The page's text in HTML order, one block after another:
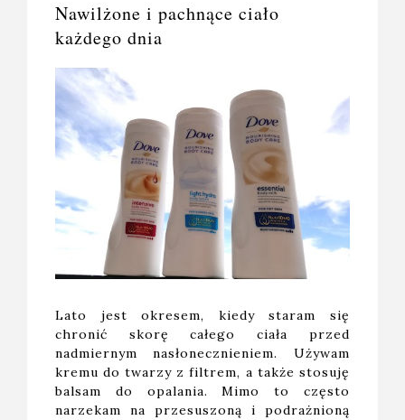
Nawilżone i pachnące ciało
każdego dnia
Lato jest okresem, kiedy staram się
chronić skorę całego ciała przed
nadmiernym nasłonecznieniem. Używam
kremu do twarzy z filtrem, a także stosuję
balsam do opalania. Mimo to często
narzekam na przesuszoną i podrażnioną